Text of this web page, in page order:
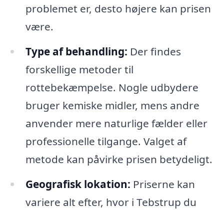
problemet er, desto højere kan prisen
være.
Type af behandling: Der findes
forskellige metoder til
rottebekæmpelse. Nogle udbydere
bruger kemiske midler, mens andre
anvender mere naturlige fælder eller
professionelle tilgange. Valget af
metode kan påvirke prisen betydeligt.
Geografisk lokation: Priserne kan
variere alt efter, hvor i Tebstrup du